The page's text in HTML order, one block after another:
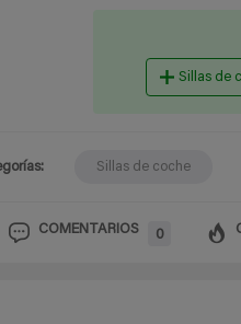
Sillas de
Sillas de coche
COMENTARIOS 0